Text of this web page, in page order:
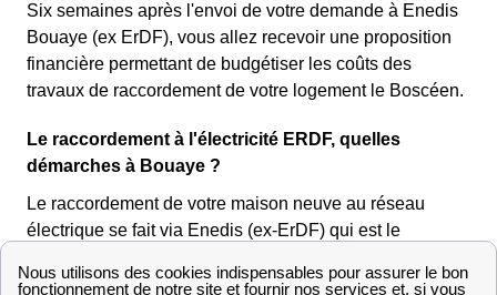
Six semaines après l'envoi de votre demande à Enedis
Bouaye (ex ErDF), vous allez recevoir une proposition
financière permettant de budgétiser les coûts des
travaux de raccordement de votre logement le Boscéen.
Le raccordement à l'électricité ERDF, quelles
démarches à Bouaye ?
Le raccordement de votre maison neuve au réseau
électrique se fait via Enedis (ex-ErDF) qui est le
français. Pour entamer la démarche d'un raccordement à